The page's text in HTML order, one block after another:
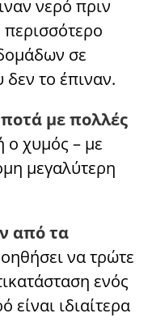
νερό πριν
σε
δεν το έπιναν.
με πολλές
χυμός – με
μεγαλύτερη
από τα
να τρώτε
ενός
ιδιαίτερα